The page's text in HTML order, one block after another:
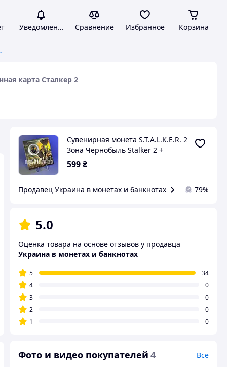
Уведомления Сравнение Избранное Корзина
карта Сталкер 2
карта Сталкер 2
Сувенирная монета S.T.A.L.K.E.R. 2
Зона Чернобыль Stalker 2 +
коллекционная карта Сталкер 2
599₴
Продавец Украина в монетах и ​​банкнотах 79%
5.0
Оценка товара на основе отзывов у продавца
Украина в монетах и ​​банкнотах
5
34
4
0
3
0
2
0
1
0
Фото и видео покупателей 4 Все